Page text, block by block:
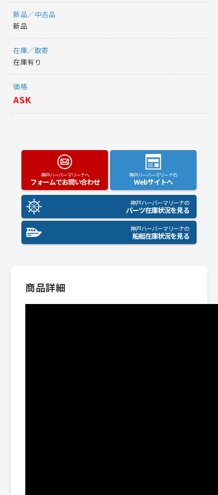
新品／中古品
新品
在庫／取寄
在庫有り
価格
ASK
神戸ハーバーマリーナへ
フォームでお問い合わせ
神戸ハーバーマリーナの
Webサイトへ
神戸ハーバーマリーナの
パーツ在庫状況を見る
神戸ハーバーマリーナの
船艇在庫状況を見る
商品詳細